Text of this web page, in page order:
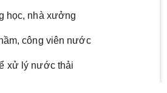
học, nhà xưởng
công viên nước
xử lý nước thải